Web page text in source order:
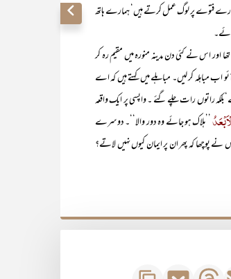
فتوے پر لوگ عمل کرتے ہیں‘ ہمارے ہاتھ
اس نے کئی دن مدینہ منورہ میں مقیم رہ کر
مباہلہ کر لیں۔ مباہلے میں کہتے ہیں کہ اے
راتوں رات چلے گئے ۔ واپسی پر ایک واقعہ
’’ہلاک ہو جائے وہ دور والا‘‘۔ دوسرے
کہ پھر ان پر ایمان کیوں نہیں لاتے؟